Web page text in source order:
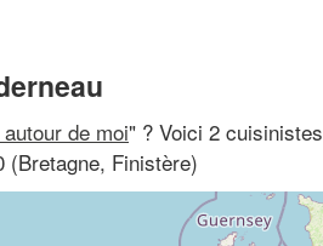
de moi" ? Voici 2 cuisinistes
(Bretagne, Finistère)